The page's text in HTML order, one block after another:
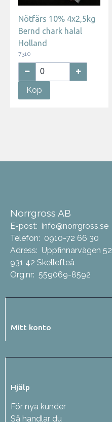
Nötfärs 10% 4x2,5kg
Bernd chark halal
Holland
7310
Köp
Norrgross AB
E-post: info@norrgross.se
Telefon: 0910-72 66 30
Adress: Uppfinnarvägen 52
931 42 Skellefteå
Org.nr: 559069-8592
Mitt konto
Hjälp
För nya kunder
Så handlar du